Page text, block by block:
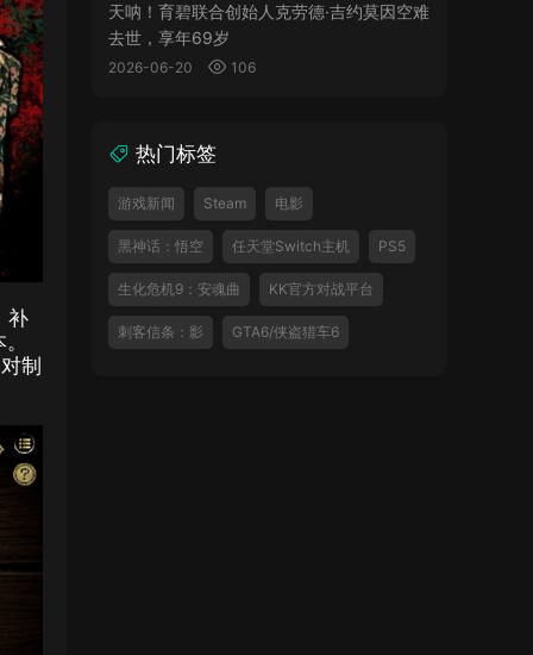
补
制
天呐！育碧联合创始人克劳德·吉约莫因空难
去世，享年69岁
2026-06-20 106
热门标签
游戏新闻 Steam 电影
黑神话：悟空 任天堂Switch主机 PS5
生化危机9：安魂曲 KK官方对战平台
刺客信条：影 GTA6/侠盗猎车6